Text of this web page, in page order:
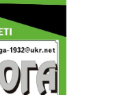
та
підсумки